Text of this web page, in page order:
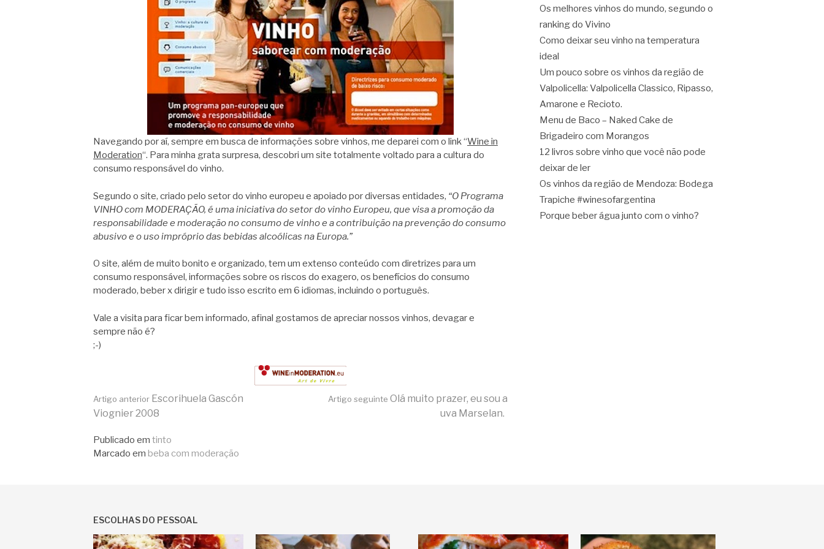
Navegando por aí, sempre em busca de informações sobre vinhos, me deparei com o link “Wine in
Moderation“. Para minha grata surpresa, descobri um site totalmente voltado para a cultura do
consumo responsável do vinho.
Segundo o site, criado pelo setor do vinho europeu e apoiado por diversas entidades, “O Programa
VINHO com MODERAÇÃO, é uma iniciativa do setor do vinho Europeu, que visa a promoção da
responsabilidade e moderação no consumo de vinho e a contribuição na prevenção do consumo
abusivo e o uso impróprio das bebidas alcoólicas na Europa.”
O site, além de muito bonito e organizado, tem um extenso conteúdo com diretrizes para um
consumo responsável, informações sobre os riscos do exagero, os benefícios do consumo
moderado, beber x dirigir e tudo isso escrito em 6 idiomas, incluindo o português.
Vale a visita para ficar bem informado, afinal gostamos de apreciar nossos vinhos, devagar e
sempre não é?
;-)
Continue
lendo
Artigo anterior Escorihuela Gascón
Viognier 2008
Artigo seguinte Olá muito prazer, eu sou a
uva Marselan.
Publicado em tinto
Marcado em beba com moderação
Os melhores vinhos do mundo, segundo o
ranking do Vivino
Como deixar seu vinho na temperatura
ideal
Um pouco sobre os vinhos da região de
Valpolicella: Valpolicella Classico, Ripasso,
Amarone e Recioto.
Menu de Baco – Naked Cake de
Brigadeiro com Morangos
12 livros sobre vinho que você não pode
deixar de ler
Os vinhos da região de Mendoza: Bodega
Trapiche #winesofargentina
Porque beber água junto com o vinho?
ESCOLHAS DO PESSOAL